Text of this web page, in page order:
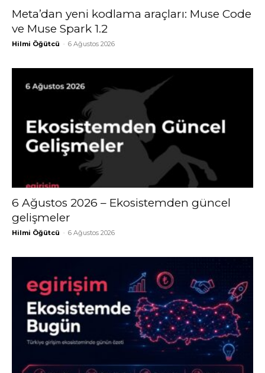
Meta’dan yeni kodlama araçları: Muse Code
ve Muse Spark 1.2
Hilmi Öğütcü - 6 Ağustos 2026
6 Ağustos 2026 – Ekosistemden güncel
gelişmeler
Hilmi Öğütcü - 6 Ağustos 2026